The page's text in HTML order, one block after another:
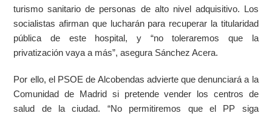
turismo sanitario de personas de alto nivel adquisitivo. Los
socialistas afirman que lucharán para recuperar la titularidad
pública de este hospital, y “no toleraremos que la
privatización vaya a más”, asegura Sánchez Acera.
Por ello, el PSOE de Alcobendas advierte que denunciará a la
Comunidad de Madrid si pretende vender los centros de
salud de la ciudad. “No permitiremos que el PP siga